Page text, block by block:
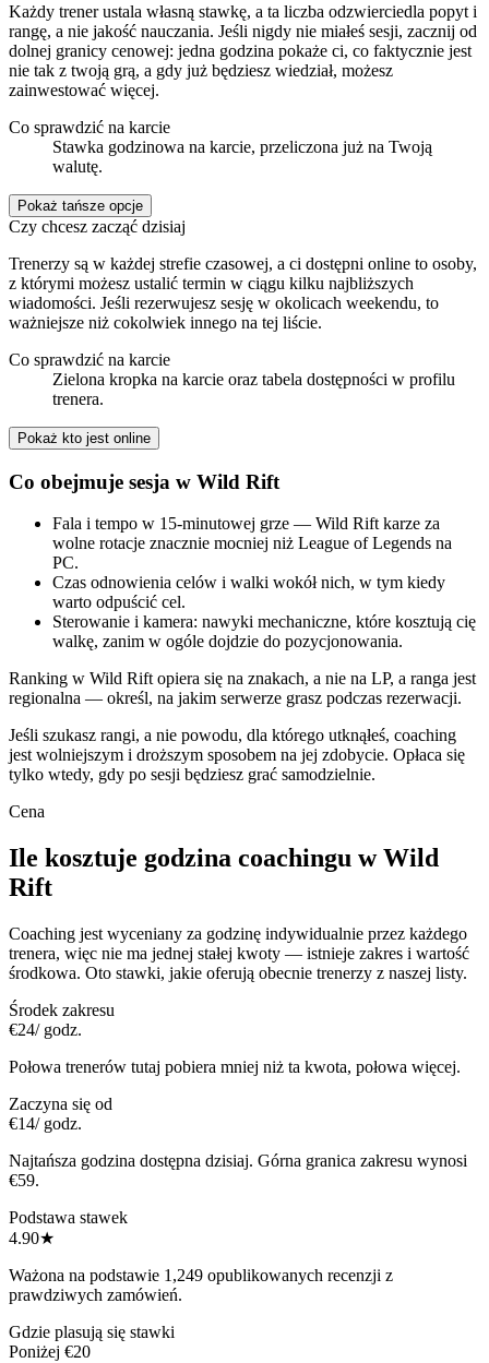
Każdy trener ustala własną stawkę, a ta liczba odzwierciedla popyt i
rangę, a nie jakość nauczania. Jeśli nigdy nie miałeś sesji, zacznij od
dolnej granicy cenowej: jedna godzina pokaże ci, co faktycznie jest
nie tak z twoją grą, a gdy już będziesz wiedział, możesz
zainwestować więcej.
Co sprawdzić na karcie
Stawka godzinowa na karcie, przeliczona już na Twoją
walutę.
Pokaż tańsze opcje
Czy chcesz zacząć dzisiaj
Trenerzy są w każdej strefie czasowej, a ci dostępni online to osoby,
z którymi możesz ustalić termin w ciągu kilku najbliższych
wiadomości. Jeśli rezerwujesz sesję w okolicach weekendu, to
ważniejsze niż cokolwiek innego na tej liście.
Co sprawdzić na karcie
Zielona kropka na karcie oraz tabela dostępności w profilu
trenera.
Pokaż kto jest online
Co obejmuje sesja w Wild Rift
Fala i tempo w 15-minutowej grze — Wild Rift karze za
wolne rotacje znacznie mocniej niż League of Legends na
PC.
Czas odnowienia celów i walki wokół nich, w tym kiedy
warto odpuścić cel.
Sterowanie i kamera: nawyki mechaniczne, które kosztują cię
walkę, zanim w ogóle dojdzie do pozycjonowania.
Ranking w Wild Rift opiera się na znakach, a nie na LP, a ranga jest
regionalna — określ, na jakim serwerze grasz podczas rezerwacji.
Jeśli szukasz rangi, a nie powodu, dla którego utknąłeś, coaching
jest wolniejszym i droższym sposobem na jej zdobycie. Opłaca się
tylko wtedy, gdy po sesji będziesz grać samodzielnie.
Cena
Ile kosztuje godzina coachingu w Wild
Rift
Coaching jest wyceniany za godzinę indywidualnie przez każdego
trenera, więc nie ma jednej stałej kwoty — istnieje zakres i wartość
środkowa. Oto stawki, jakie oferują obecnie trenerzy z naszej listy.
Środek zakresu
€24/ godz.
Połowa trenerów tutaj pobiera mniej niż ta kwota, połowa więcej.
Zaczyna się od
€14/ godz.
Najtańsza godzina dostępna dzisiaj. Górna granica zakresu wynosi
€59.
Podstawa stawek
4.90★
Ważona na podstawie 1,249 opublikowanych recenzji z
prawdziwych zamówień.
Gdzie plasują się stawki
Poniżej €20